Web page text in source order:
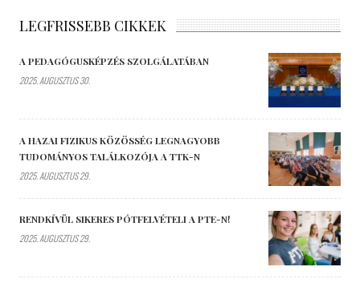
LEGFRISSEBB CIKKEK
A PEDAGÓGUSKÉPZÉS SZOLGÁLATÁBAN
2025. AUGUSZTUS 30.
A HAZAI FIZIKUS KÖZÖSSÉG LEGNAGYOBB
TUDOMÁNYOS TALÁLKOZÓJA A TTK-N
2025. AUGUSZTUS 29.
RENDKÍVÜL SIKERES PÓTFELVÉTELI A PTE-N!
2025. AUGUSZTUS 29.